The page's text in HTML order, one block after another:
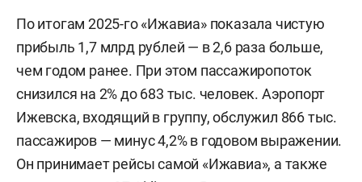
По итогам 2025-го «Ижавиа» показала чистую
прибыль 1,7 млрд рублей — в 2,6 раза больше,
чем годом ранее. При этом пассажиропоток
снизился на 2% до 683 тыс. человек. Аэропорт
Ижевска, входящий в группу, обслужил 866 тыс.
пассажиров — минус 4,2% в годовом выражении.
Он принимает рейсы самой «Ижавиа», а также